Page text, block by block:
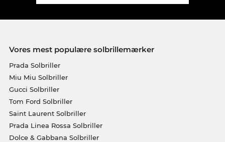
Vores mest populære solbrillemærker
Prada Solbriller
Miu Miu Solbriller
Gucci Solbriller
Tom Ford Solbriller
Saint Laurent Solbriller
Prada Linea Rossa Solbriller
Dolce & Gabbana Solbriller